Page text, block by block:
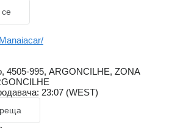
4505-995, ARGONCILHE, ZONA
23:07 (WEST)